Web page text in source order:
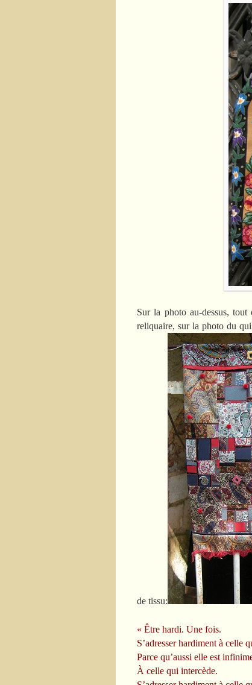
Sur la photo au-dessus,
reliquaire, sur la photo du
de tissu:
« Être hardi. Une fois.
S’adresser hardiment à celle
Parce qu’aussi elle est
À celle qui intercède.